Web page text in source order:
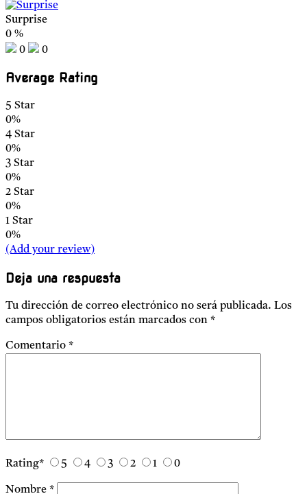
Surprise
0 %
0
0
Average Rating
5 Star
0%
4 Star
0%
3 Star
0%
2 Star
0%
1 Star
0%
(Add your review)
Deja una respuesta
Tu dirección de correo electrónico no será publicada. Los
campos obligatorios están marcados con *
Comentario *
Rating* 5 4 3 2 1 0
Nombre *